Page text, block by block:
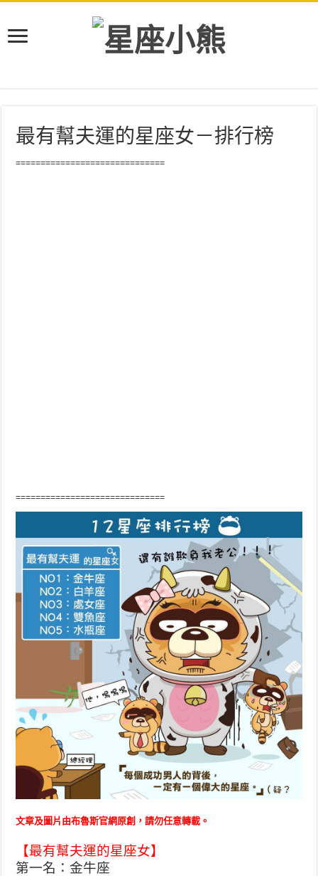
最有幫夫運的星座女－排行榜
==============================
==============================
文章及圖片由布魯斯官網原創，請勿任意轉載。
【最有幫夫運的星座女】
第一名：金牛座